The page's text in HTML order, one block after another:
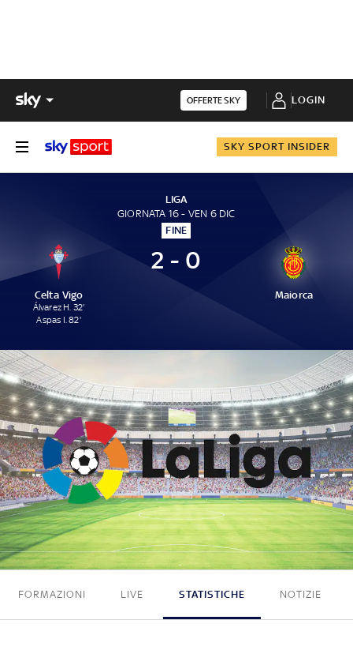
OFFERTE SKY LOGIN
SKY SPORT INSIDER
LIGA
GIORNATA 16 - VEN 6 DIC
FINE
Celta Vigo
Álvarez H. 32'
Aspas I. 82'
2 - 0
Maiorca
2 - 0
FORMAZIONI LIVE STATISTICHE NOTIZIE